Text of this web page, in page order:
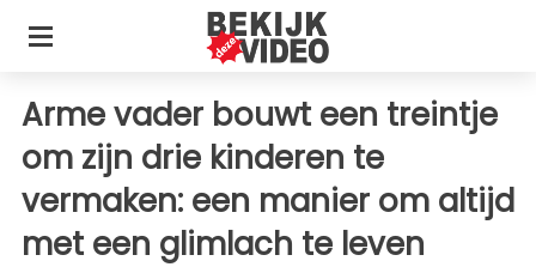
Arme vader bouwt een treintje
om zijn drie kinderen te
vermaken: een manier om altijd
met een glimlach te leven